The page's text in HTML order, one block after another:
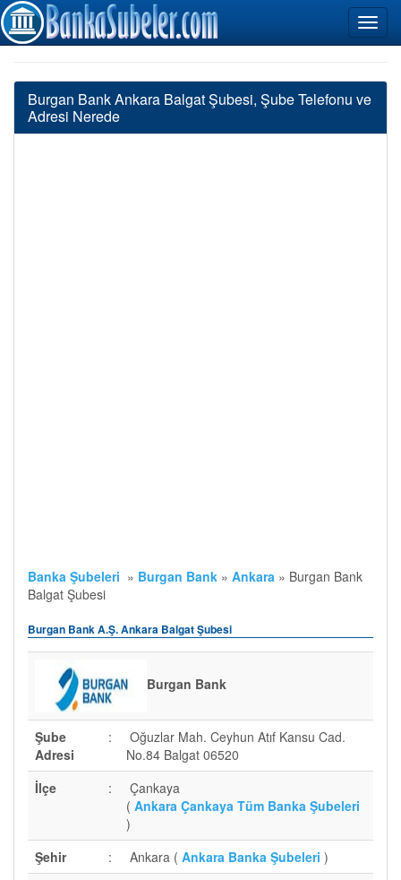
Burgan Bank Ankara Balgat Şubesi, Şube Telefonu ve
Adresi Nerede
Banka Şubeleri » Burgan Bank » Ankara » Burgan Bank
Balgat Şubesi
Burgan Bank A.Ş. Ankara Balgat Şubesi
Burgan Bank
Şube
Adresi
:
Oğuzlar Mah. Ceyhun Atıf Kansu Cad.
No.84 Balgat 06520
İlçe
:
Çankaya
( Ankara Çankaya Tüm Banka Şubeleri
)
Şehir
: Ankara ( Ankara Banka Şubeleri )